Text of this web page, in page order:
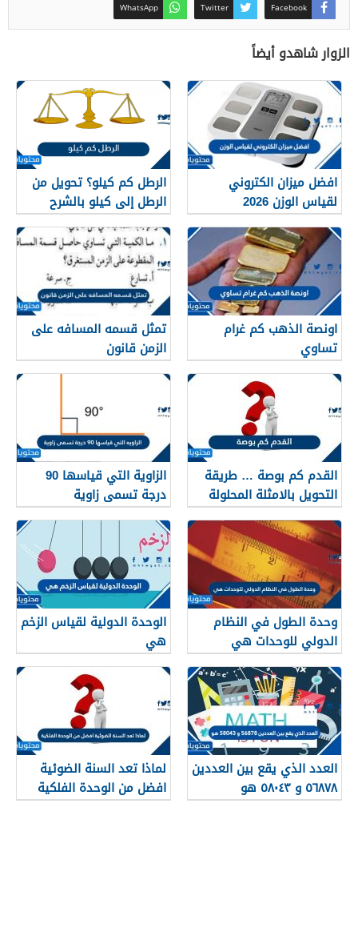
Facebook
Twitter
WhatsApp
الزوار شاهدو أيضاً
افضل ميزان الكتروني
لقياس الوزن 2026
الرطل كم كيلو؟ تحويل من
الرطل إلى كيلو بالشرح
الدقيق
اونصة الذهب كم غرام
تساوي
تمثل قسمه المسافه على
الزمن قانون
القدم كم بوصة … طريقة
التحويل بالامثلة المحلولة
الزاوية التي قياسها 90
درجة تسمى زاوية
وحدة الطول في النظام
الدولي للوحدات هي
الوحدة الدولية لقياس الزخم
هي
العدد الذي يقع بين العددين
٥٦٨٧٨ و ٥٨٠٤٣ هو
لماذا تعد السنة الضوئية
افضل من الوحدة الفلكية